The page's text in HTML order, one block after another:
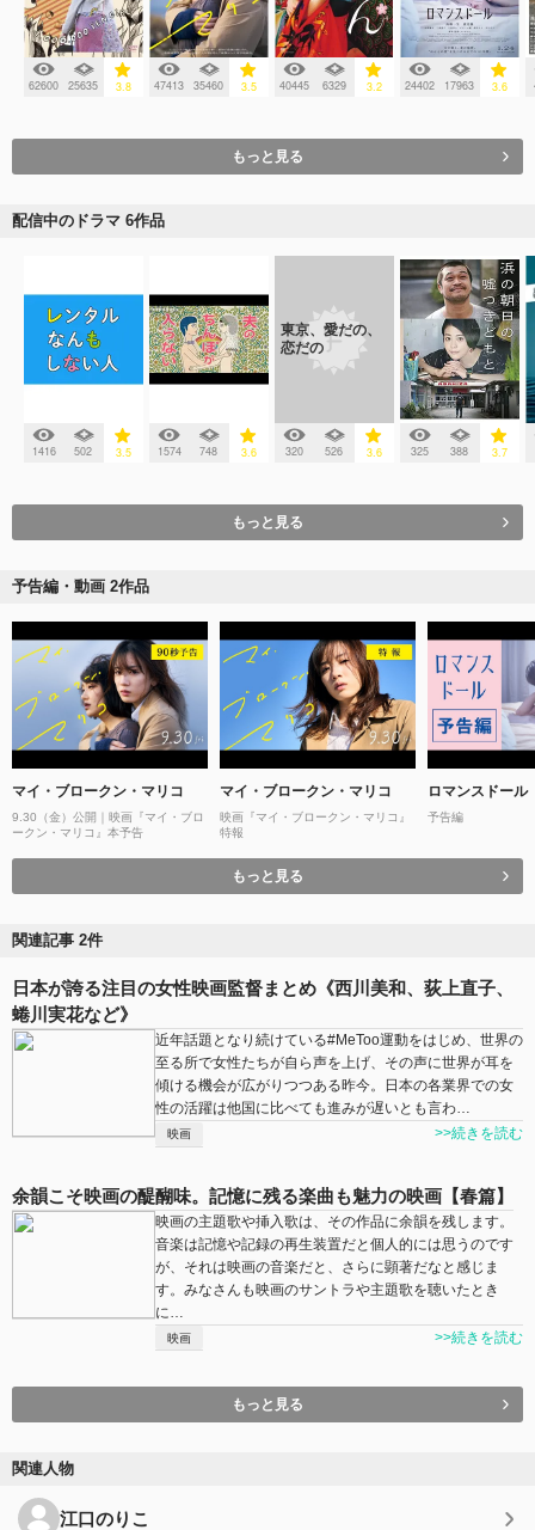
62600 25635 3.8 47413 35460 3.5 40445 6329 3.2 24402 17963 3.6
もっと見る
配信中のドラマ 6作品
1416 502 3.5 1574 748 3.6
東京、愛だの、
恋だの
320 526 3.6 325 388 3.7
もっと見る
予告編・動画 2作品
マイ・ブロークン・マリコ
9.30（金）公開｜映画『マイ・ブロ
ークン・マリコ』本予告
マイ・ブロークン・マリコ
映画『マイ・ブロークン・マリコ』
特報
ロマンスドール
予告編
もっと見る
関連記事 2件
日本が誇る注目の女性映画監督まとめ《西川美和、荻上直子、
蜷川実花など》
近年話題となり続けている#MeToo運動をはじめ、世界の
至る所で女性たちが自ら声を上げ、その声に世界が耳を
傾ける機会が広がりつつある昨今。日本の各業界での女
性の活躍は他国に比べても進みが遅いとも言わ…
映画 >>続きを読む
余韻こそ映画の醍醐味。記憶に残る楽曲も魅力の映画【春篇】
映画の主題歌や挿入歌は、その作品に余韻を残します。
音楽は記憶や記録の再生装置だと個人的には思うのです
が、それは映画の音楽だと、さらに顕著だなと感じま
す。みなさんも映画のサントラや主題歌を聴いたとき
に…
映画 >>続きを読む
もっと見る
関連人物
江口のりこ